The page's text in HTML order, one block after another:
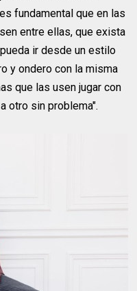
fundamental que en las
entre ellas, que exista
ir desde un estilo
y ondero con la misma
que las usen jugar con
otro sin problema".